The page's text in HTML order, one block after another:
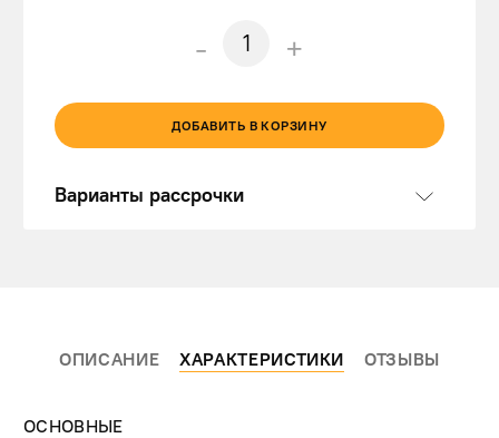
- +
ДОБАВИТЬ В КОРЗИНУ
Варианты рассрочки
ОПИСАНИЕ ХАРАКТЕРИСТИКИ ОТЗЫВЫ
ОСНОВНЫЕ